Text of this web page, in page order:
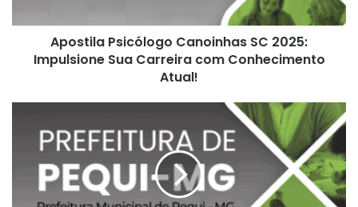
com
Conhecimento
Atual!
Apostila Psicólogo Canoinhas SC 2025:
Impulsione Sua Carreira com Conhecimento
Atual!
Apostila
Educacional
Pequi